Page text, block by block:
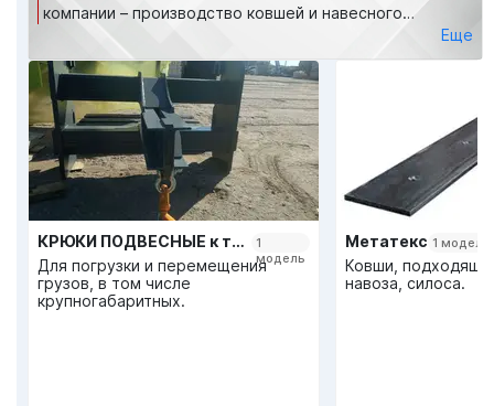
компании – производство ковшей и навесного
оборудования для техники. В цехах производится
более 100 видов и модификаций навесного
оборудования, начиная от ковшей общего назначения
для землеройных работ и заканчивая коммунальным
оборудованием.
Еще
КРЮКИ ПОДВЕСНЫЕ к телескопическим погрузчикам
1
модель
Для погрузки и перемещения
грузов, в том числе
крупногабаритных.
Метатекс 1 модель
Ковши,
навоза, силоса.